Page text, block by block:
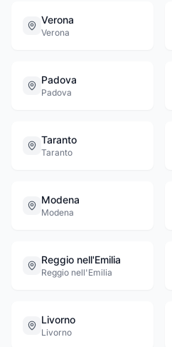
Verona
Verona
Padova
Padova
Taranto
Taranto
Modena
Modena
Reggio nell'Emilia
Reggio nell'Emilia
Livorno
Livorno